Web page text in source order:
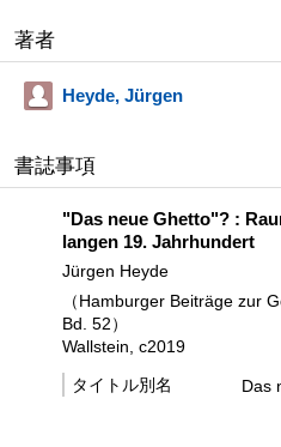
著者
Heyde, Jürgen
書誌事項
"Das neue Ghetto"? :
langen 19. Jahrhundert
Jürgen Heyde
（Hamburger Beiträge zur
Bd. 52）
Wallstein, c2019
タイトル別名
Das